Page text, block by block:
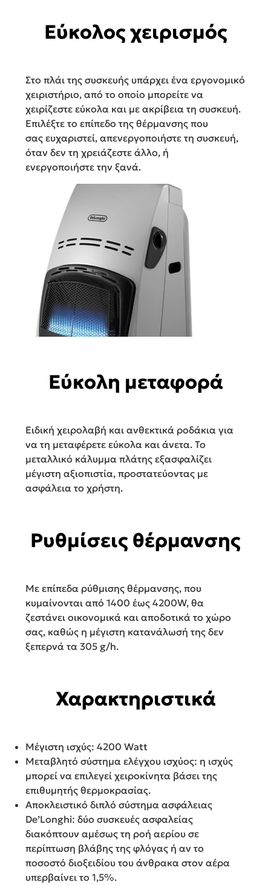
Εύκολος χειρισμός
Στο πλάι της συσκευής υπάρχει ένα εργονομικό
χειριστήριο, από το οποίο μπορείτε να
χειρίζεστε εύκολα και με ακρίβεια τη συσκευή.
Επιλέξτε το επίπεδο της θέρμανσης που
σας ευχαριστεί, απενεργοποιήστε τη συσκευή,
όταν δεν τη χρειάζεστε άλλο, ή
ενεργοποιήστε την ξανά.
Εύκολη μεταφορά
Ειδική χειρολαβή και ανθεκτικά ροδάκια για
να τη μεταφέρετε εύκολα και άνετα. Το
μεταλλικό κάλυμμα πλάτης εξασφαλίζει
μέγιστη αξιοπιστία, προστατεύοντας με
ασφάλεια το χρήστη.
Ρυθμίσεις θέρμανσης
Με επίπεδα ρύθμισης θέρμανσης, που
κυμαίνονται από 1400 έως 4200W, θα
ζεστάνει οικονομικά και αποδοτικά το χώρο
σας, καθώς η μέγιστη κατανάλωσή της δεν
ξεπερνά τα 305 g/h.
Χαρακτηριστικά
Μέγιστη ισχύς: 4200 Watt
Μεταβλητό σύστημα ελέγχου ισχύος: η ισχύς
μπορεί να επιλεγεί χειροκίνητα βάσει της
επιθυμητής θερμοκρασίας.
Αποκλειστικό διπλό σύστημα ασφάλειας
De’Longhi: δύο συσκευές ασφαλείας
διακόπτουν αμέσως τη ροή αερίου σε
περίπτωση βλάβης της φλόγας ή αν το
ποσοστό διοξειδίου του άνθρακα στον αέρα
υπερβαίνει το 1,5%.